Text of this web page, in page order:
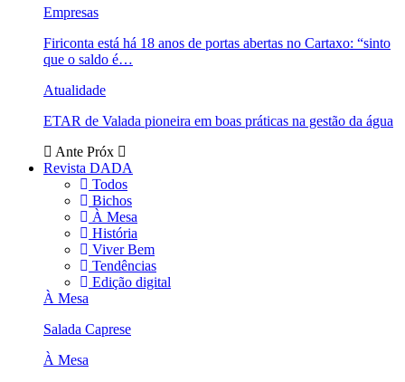
Empresas
Firiconta está há 18 anos de portas abertas no Cartaxo: “sinto
que o saldo é…
Atualidade
ETAR de Valada pioneira em boas práticas na gestão da água
Ante Próx
Revista DADA
Todos
Bichos
À Mesa
História
Viver Bem
Tendências
Edição digital
À Mesa
Salada Caprese
À Mesa